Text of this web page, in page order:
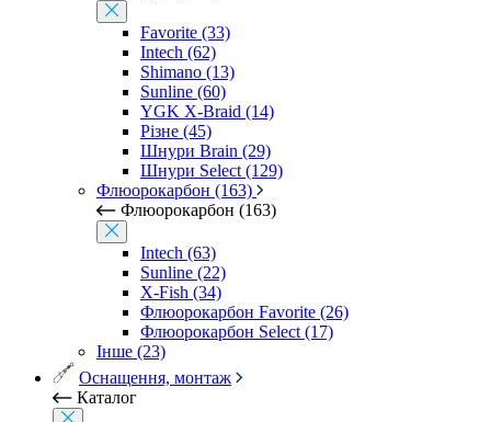
Favorite (33)
Intech (62)
Shimano (13)
Sunline (60)
YGK X-Braid (14)
Різне (45)
Шнури Brain (29)
Шнури Select (129)
Флюорокарбон (163)
Флюорокарбон (163)
Intech (63)
Sunline (22)
X-Fish (34)
Флюорокарбон Favorite (26)
Флюорокарбон Select (17)
Інше (23)
Оснащення, монтаж
Каталог